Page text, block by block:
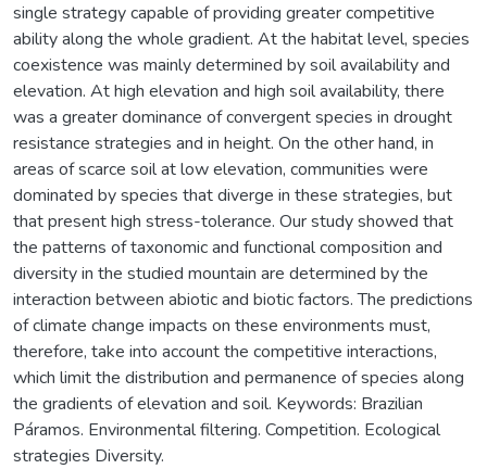
single strategy capable of providing greater competitive
ability along the whole gradient. At the habitat level, species
coexistence was mainly determined by soil availability and
elevation. At high elevation and high soil availability, there
was a greater dominance of convergent species in drought
resistance strategies and in height. On the other hand, in
areas of scarce soil at low elevation, communities were
dominated by species that diverge in these strategies, but
that present high stress-tolerance. Our study showed that
the patterns of taxonomic and functional composition and
diversity in the studied mountain are determined by the
interaction between abiotic and biotic factors. The predictions
of climate change impacts on these environments must,
therefore, take into account the competitive interactions,
which limit the distribution and permanence of species along
the gradients of elevation and soil. Keywords: Brazilian
Páramos. Environmental filtering. Competition. Ecological
strategies Diversity.